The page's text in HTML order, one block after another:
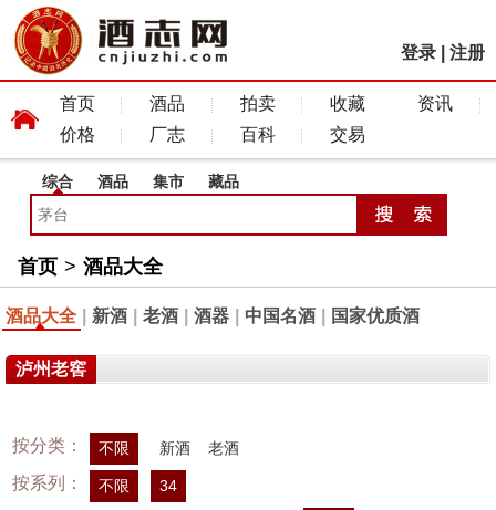
登录 注册
首页 酒品 拍卖 收藏
资讯
价格
厂志 百科 交易
综合 酒品 集市 藏品
首页 > 酒品大全
酒品大全 新酒 老酒 酒器 中国名酒 国家优质酒
泸州老窖
按分类： 不限 新酒 老酒
按系列： 不限 34